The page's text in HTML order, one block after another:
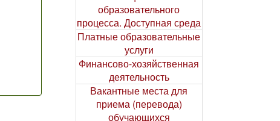
образовательного
процесса. Доступная среда
Платные образовательные
услуги
Финансово-хозяйственная
деятельность
Вакантные места для
приема (перевода)
обучающихся